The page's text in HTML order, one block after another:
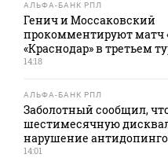
АЛЬФА-БАНК РПЛ
Генич и Моссаковский
прокомментируют матч
«Краснодар» в третьем
14:18
АЛЬФА-БАНК РПЛ
Заболотный сообщил,
шестимесячную
нарушение
14:01